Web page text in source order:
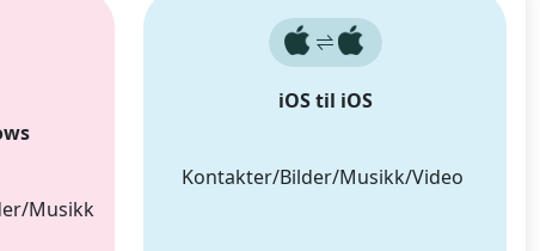
Musikk
iOS til iOS
Kontakter/Bilder/Musikk/Video